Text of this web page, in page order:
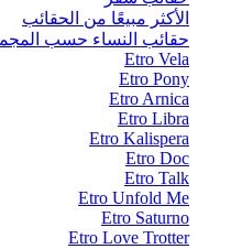
الأكثر مبيعًا من الحقائب
حقائب النساء حسب
Etro Vela
Etro Pony
Etro Arnica
Etro Libra
Etro Kalispera
Etro Doc
Etro Talk
Etro Unfold Me
Etro Saturno
Etro Love Trotter